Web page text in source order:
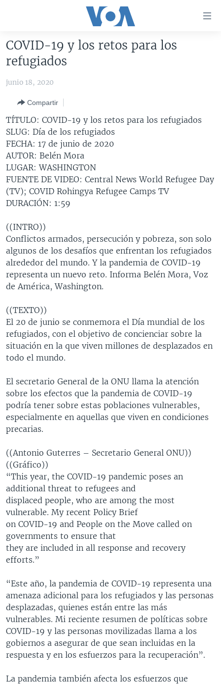
accesibilidad
contenido
principal
Salte
navegador
principal
Salte
búsqueda
AMÉRICA DEL NORTE
EEUU
MÉXICO
HAITÍ
ELECCIONES EEUU 2024
ELECCIONES EEUU
VOTO DIVIDIDO
VOA VERIFICA
VOA VERIFICA UCRANIA/RUSIA
VOA VERIFICA INMIGRACIÓN
VOA VERIFICA AMÉRICA LATINA
AMÉRICA LATINA
ARGENTINA
BOLIVIA
COLOMBIA
CHILE
PERÚ
VENEZUELA
BRASIL
CHINA EN AMÉRICA LATINA
CENTROAMÉRICA
COSTA RICA
EL SALVADOR
GUATEMALA
NICARAGUA
OTRAS SECCIONES
INMIGRACIÓN
LIBERTAD DE PRENSA
ECONOMÍA
ENTRETENIMIENTO Y CULTURA
TECNOLOGÍA
DEPORTES
ESPECIALES DE LA VOA
LIBERTAD DE PRENSA
MULTIMEDIA
VIDEOS
FOTOGRAFÍA
AUDIOS
PROGRAMAS TV
EL MUNDO AL DÍA
FORO INTERAMERICANO
LAS CLAVES
PANORAMA
RADIO
AVANCE INFORMATIVO
BUENOS DÍAS AMÉRICA
ESTADOS UNIDOS AL DÍA
EL MUNDO AL DÍA [RADIO]
DEPORTIVO INTERNACIONAL
NOTA ECONÓMICA
ENTRETENIMIENTO
DIRECT
Learning English
SÍGANOS
Idiomas
COVID-19 y los retos para los
refugiados
junio 18, 2020
Compartir
TÍTULO: COVID-19 y los retos para los refugiados
SLUG: Día de los refugiados
FECHA: 17 de junio de 2020
AUTOR: Belén Mora
LUGAR: WASHINGTON
FUENTE DE VIDEO: Central News World Refugee Day
(TV); COVID Rohingya Refugee Camps TV
DURACIÓN: 1:59
((INTRO))
Conflictos armados, persecución y pobreza, son solo
algunos de los desafíos que enfrentan los refugiados
alrededor del mundo. Y la pandemia de COVID-19
representa un nuevo reto. Informa Belén Mora, Voz
de América, Washington.
((TEXTO))
El 20 de junio se conmemora el Día mundial de los
refugiados, con el objetivo de concienciar sobre la
situación en la que viven millones de desplazados en
todo el mundo.
El secretario General de la ONU llama la atención
sobre los efectos que la pandemia de COVID-19
podría tener sobre estas poblaciones vulnerables,
especialmente en aquellas que viven en condiciones
precarias.
((Antonio Guterres – Secretario General ONU))
((Gráfico))
“This year, the COVID-19 pandemic poses an
additional threat to refugees and
displaced people, who are among the most
vulnerable. My recent Policy Brief
on COVID-19 and People on the Move called on
governments to ensure that
they are included in all response and recovery
efforts.”
“Este año, la pandemia de COVID-19 representa una
amenaza adicional para los refugiados y las personas
desplazadas, quienes están entre las más
vulnerables. Mi reciente resumen de políticas sobre
COVID-19 y las personas movilizadas llama a los
gobiernos a asegurar de que sean incluidas en la
respuesta y en los esfuerzos para la recuperación”.
La pandemia también afecta los esfuerzos que